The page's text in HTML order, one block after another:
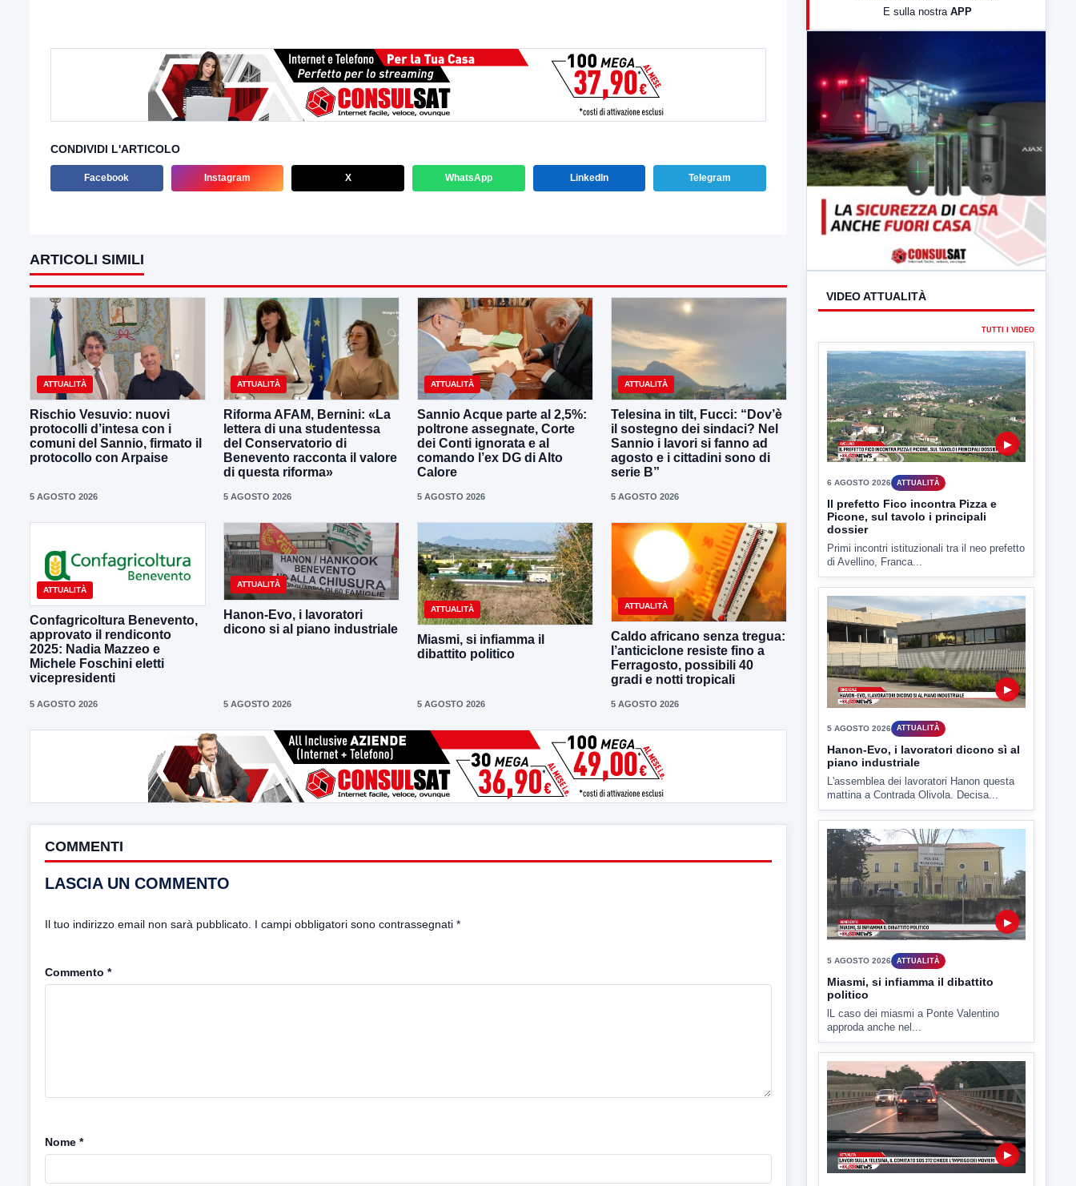
CONDIVIDI L'ARTICOLO
Facebook Instagram X WhatsApp LinkedIn Telegram
ARTICOLI SIMILI
ATTUALITÀ
Rischio Vesuvio: nuovi
protocolli d’intesa con i
comuni del Sannio, firmato il
protocollo con Arpaise
5 AGOSTO 2026
ATTUALITÀ
Riforma AFAM, Bernini: «La
lettera di una studentessa
del Conservatorio di
Benevento racconta il valore
di questa riforma»
5 AGOSTO 2026
ATTUALITÀ
Sannio Acque parte al 2,5%:
poltrone assegnate, Corte
dei Conti ignorata e al
comando l’ex DG di Alto
Calore
5 AGOSTO 2026
ATTUALITÀ
Telesina in tilt, Fucci: “Dov’è
il sostegno dei sindaci? Nel
Sannio i lavori si fanno ad
agosto e i cittadini sono di
serie B”
5 AGOSTO 2026
ATTUALITÀ
Confagricoltura Benevento,
approvato il rendiconto
2025: Nadia Mazzeo e
Michele Foschini eletti
vicepresidenti
5 AGOSTO 2026
ATTUALITÀ
Hanon-Evo, i lavoratori
dicono si al piano industriale
5 AGOSTO 2026
ATTUALITÀ
Miasmi, si infiamma il
dibattito politico
5 AGOSTO 2026
ATTUALITÀ
Caldo africano senza tregua:
l’anticiclone resiste fino a
Ferragosto, possibili 40
gradi e notti tropicali
5 AGOSTO 2026
COMMENTI
LASCIA UN COMMENTO
Il tuo indirizzo email non sarà pubblicato. I campi obbligatori sono contrassegnati *
Commento *
Nome *
E sulla nostra APP
VIDEO ATTUALITÀ
TUTTI I VIDEO
6 AGOSTO 2026 ATTUALITÀ
Il prefetto Fico incontra Pizza e
Picone, sul tavolo i principali
dossier
Primi incontri istituzionali tra il neo prefetto
di Avellino, Franca...
▶
Hanon-Evo, i lavoratori dicono sì al
piano industriale
L'assemblea dei lavoratori Hanon questa
mattina a Contrada Olivola. Decisa...
Miasmi, si infiamma il dibattito
politico
lL caso dei miasmi a Ponte Valentino
approda anche nel...